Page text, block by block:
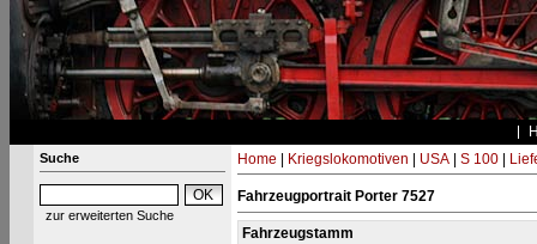
Suche
zur erweiterten Suche
Home Kriegslokomotiven USA| S 100|
Fahrzeugportrait Porter 7527
Fahrzeugstamm